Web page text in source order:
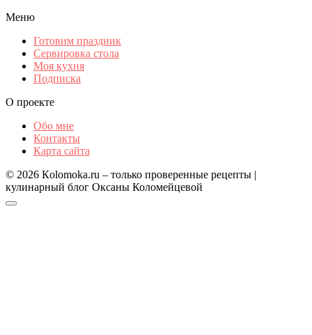
Меню
Готовим праздник
Сервировка стола
Моя кухня
Подписка
О проекте
Обо мне
Контакты
Карта сайта
© 2026 Кolomoka.ru – только проверенные рецепты |
кулинарный блог Оксаны Коломейцевой